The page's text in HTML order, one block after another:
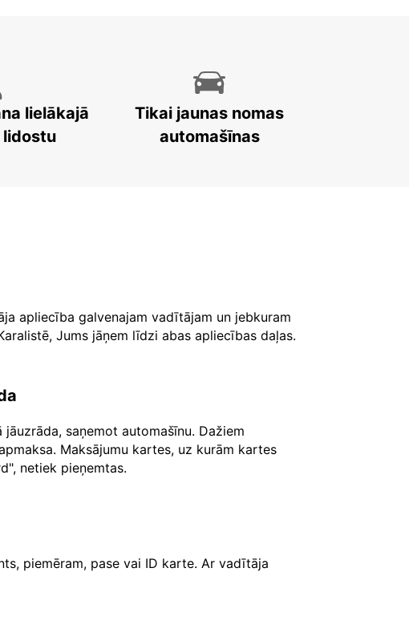
lielākajā
lidostu
Tikai jaunas nomas
automašīnas
apliecība galvenajam vadītājam un jebkuram
Jums jāņem līdzi abas apliecības daļas.
saņemot automašīnu. Dažiem
Maksājumu kartes, uz kurām kartes
netiek pieņemtas.
piemēram, pase vai ID karte. Ar vadītāja